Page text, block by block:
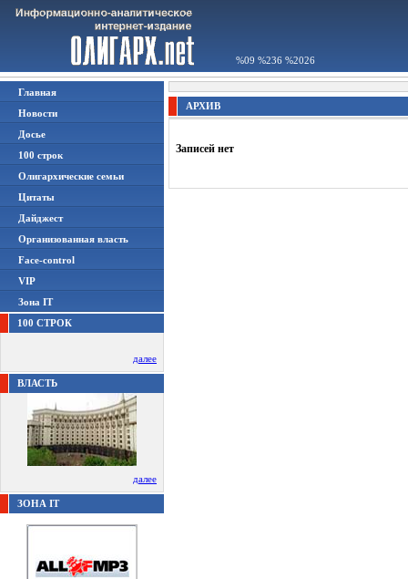
%09 %236 %2026
Главная
Новости
Досье
100 строк
Олигархические семьи
Цитаты
Дайджест
Организованная власть
Face-control
VIP
Зона IT
100 СТРОК
далее
ВЛАСТЬ
далее
ЗОНА IT
АРХИВ
Записей нет